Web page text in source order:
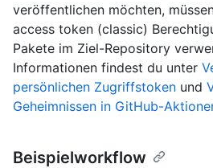
veröffentlichen möchten,
access token (classic)
Pakete im Ziel-Repository
Informationen findest du unter
persönlichen Zugriffstoken und
Geheimnissen in GitHub-
Beispielworkflow